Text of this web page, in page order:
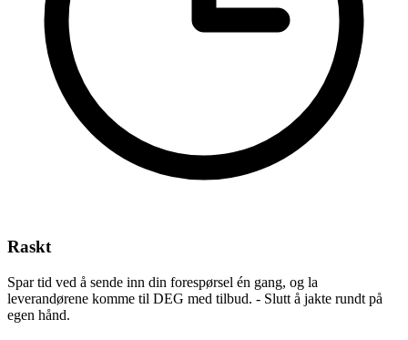
Raskt
Spar tid ved å sende inn din forespørsel én gang, og la
leverandørene komme til DEG med tilbud. - Slutt å jakte rundt på
egen hånd.